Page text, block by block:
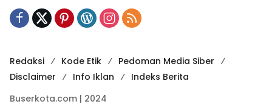
Redaksi Kode Etik
Pedoman Media Siber
Disclaimer
Info Iklan
Indeks Berita
Buserkota.com | 2024